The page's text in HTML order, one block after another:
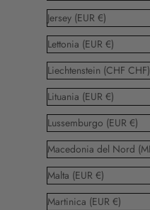
Jersey (EUR €)
Lettonia (EUR €)
Liechtenstein (CHF CHF)
Lituania (EUR €)
Lussemburgo (EUR €)
Malta (EUR €)
Martinica (EUR €)